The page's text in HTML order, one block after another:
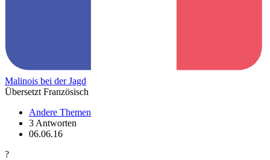
Malinois bei der Jagd
Übersetzt Französisch
Andere Themen
3 Antworten
06.06.16
?